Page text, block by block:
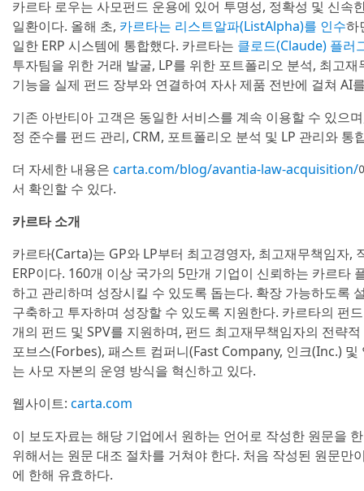
카르타 로우는 사모펀드 운용에 있어 투명성, 정확성 및 신
일환이다. 올해 초, 카르타는 리스트알파(ListAlpha)를 인수하
일한 ERP 시스템에 통합했다. 카르타는 클로드(Claude) 플러
투자팀을 위한 거래 발굴, LP를 위한 포트폴리오 분석, 최고
기능을 실제 펀드 장부와 연결하여 자사 제품 전반에 걸쳐 AI
기존 아반티아 고객은 동일한 서비스를 계속 이용할 수 있으
정 준수를 펀드 관리, CRM, 포트폴리오 분석 및 LP 관리와 통
더 자세한 내용은 carta.com/blog/avantia-law-acquisition/
서 확인할 수 있다.
카르타 소개
카르타(Carta)는 GP와 LP부터 최고경영자, 최고재무책임자
ERP이다. 160개 이상 국가의 5만개 기업이 신뢰하는 카르
하고 관리하며 성장시킬 수 있도록 돕는다. 확장 가능하도록
구축하고 투자하며 성장할 수 있도록 지원한다. 카르타의 펀
개의 펀드 및 SPV를 지원하며, 펀드 최고재무책임자의 전략
포브스(Forbes), 패스트 컴퍼니(Fast Company, 인크(Inc.)
는 사모 자본의 운영 방식을 혁신하고 있다.
웹사이트: carta.com
이 보도자료는 해당 기업에서 원하는 언어로 작성한 원문을
위해서는 원문 대조 절차를 거쳐야 한다. 처음 작성된 원문
에 한해 유효하다.